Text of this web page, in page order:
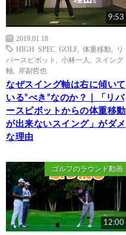
9:53
2019.01.18
HIGH SPEC GOLF, 体重移動
リ
バースピボット
小林一人
スイング
軸
岸副哲也
なぜスイング軸は右に傾いて
いる”べき”なのか？｜「リバ
ースピボットからの体重移動
が出来ないスイング」がダメ
な理由
ゴルフのラウンド動画
12:00